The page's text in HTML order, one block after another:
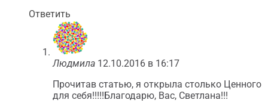
Ответить
Людмила 12.10.2016 в 16:17
Прочитав статью, я открыла столько Ценного
для себя!!!!!Благодарю, Вас, Светлана!!!